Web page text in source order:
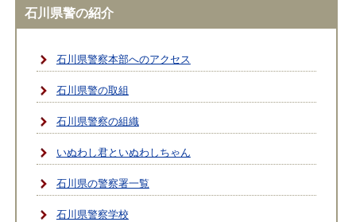
石川県警の紹介
石川県警察本部へのアクセス
石川県警の取組
石川県警察の組織
いぬわし君といぬわしちゃん
石川県の警察署一覧
石川県警察学校